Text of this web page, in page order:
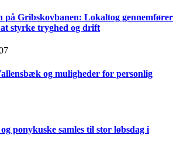
på Gribskovbanen: Lokaltog gennemfører
styrke tryghed og drift
og muligheder for personlig
ponykuske samles til stor løbsdag i